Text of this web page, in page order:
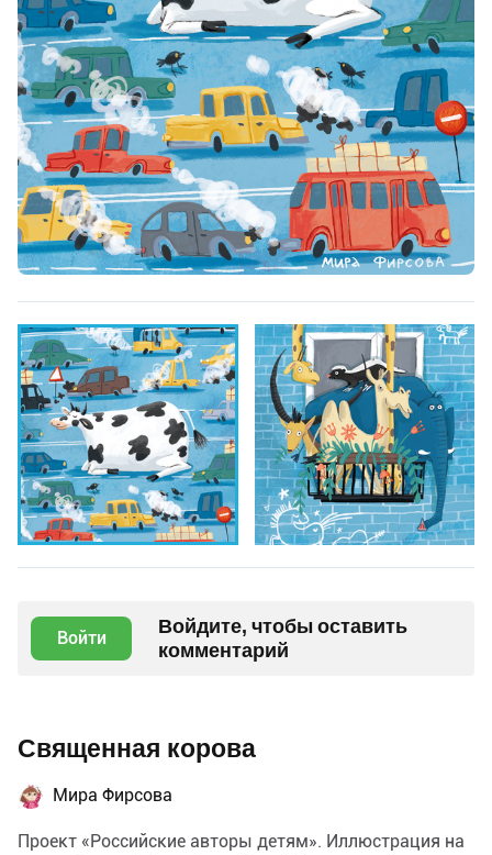
Войти
Войдите, чтобы оставить
комментарий
Священная корова
Мира Фирсова
Проект «Российские авторы детям». Иллюстрация на